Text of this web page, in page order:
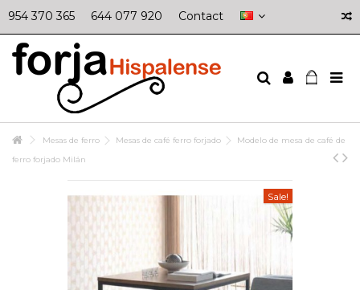
954 370 365 644 077 920 Contact
Mesas de ferro Mesas de café ferro forjado
Modelo de mesa de café de
ferro forjado Milán
Sale!